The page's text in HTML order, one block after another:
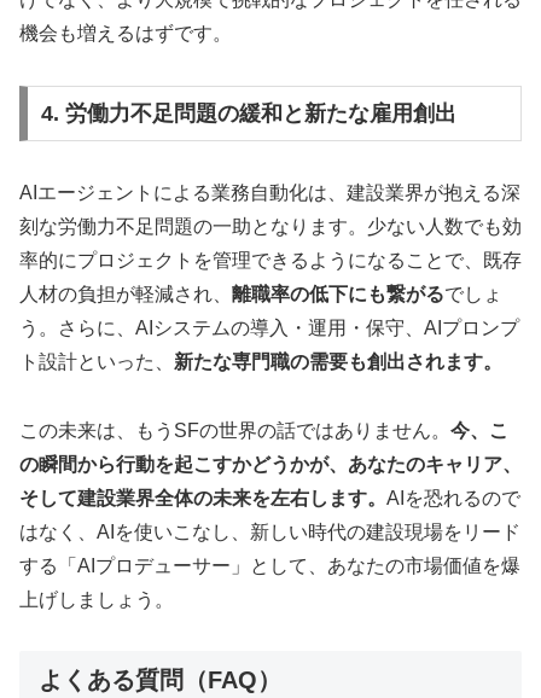
機会も増えるはずです。
4. 労働力不足問題の緩和と新たな雇用創出
AIエージェントによる業務自動化は、建設業界が抱える深
刻な労働力不足問題の一助となります。少ない人数でも効
率的にプロジェクトを管理できるようになることで、既存
人材の負担が軽減され、 離職率の低下にも繋がるでしょ
う。さらに、AIシステムの導入・運用・保守、AIプロンプ
ト設計といった、 新たな専門職の需要も創出されます。
この未来は、もうSFの世界の話ではありません。 今、こ
の瞬間から行動を起こすかどうかが、あなたのキャリア、
そして建設業界全体の未来を左右します。 AIを恐れるので
はなく、AIを使いこなし、新しい時代の建設現場をリード
する「AIプロデューサー」として、あなたの市場価値を爆
上げしましょう。
よくある質問（FAQ）